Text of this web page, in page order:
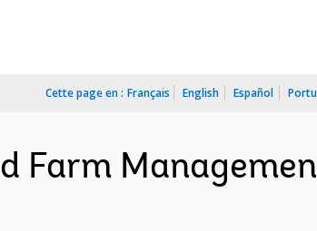
Cette page en : Français English Español
Farm